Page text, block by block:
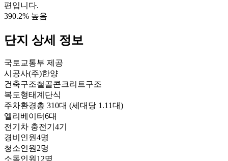
편입니다.
390.2% 높음
단지 상세 정보
국토교통부 제공
시공사(주)한양
건축구조철골콘크리트구조
복도형태계단식
주차환경총 310대 (세대당 1.11대)
엘리베이터6대
전기차 충전기 4기
경비인원4명
청소인원2명
소독인원 12명